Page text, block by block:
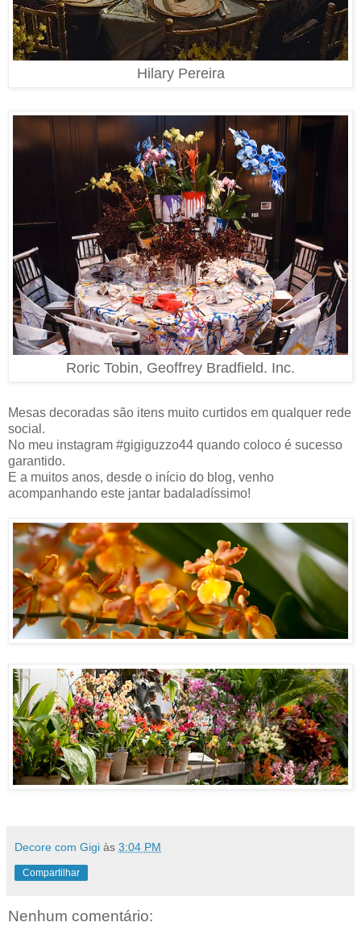
Hilary Pereira
Roric Tobin, Geoffrey Bradfield. Inc.
Mesas decoradas são itens muito curtidos em qualquer rede
social.
No meu instagram #gigiguzzo44 quando coloco é sucesso
garantido.
E a muitos anos, desde o início do blog, venho
acompanhando este jantar badaladíssimo!
Decore com Gigi às 3:04 PM
Compartilhar
Nenhum comentário: